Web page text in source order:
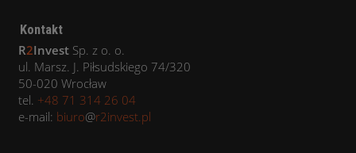
Kontakt
R2Invest Sp. z o. o.
ul. Marsz. J. Piłsudskiego 74/320
50-020 Wrocław
tel. +48 71 314 26 04
e-mail: biuro@r2invest.pl